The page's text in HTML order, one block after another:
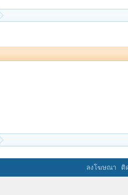
ลงโฆษณา ติ